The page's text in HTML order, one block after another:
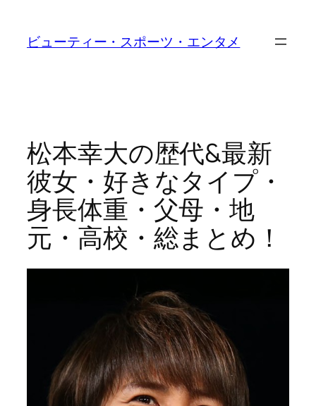
ビューティー・スポーツ・エンタメ
松本幸大の歴代&最新
彼女・好きなタイプ・
身長体重・父母・地
元・高校・総まとめ！